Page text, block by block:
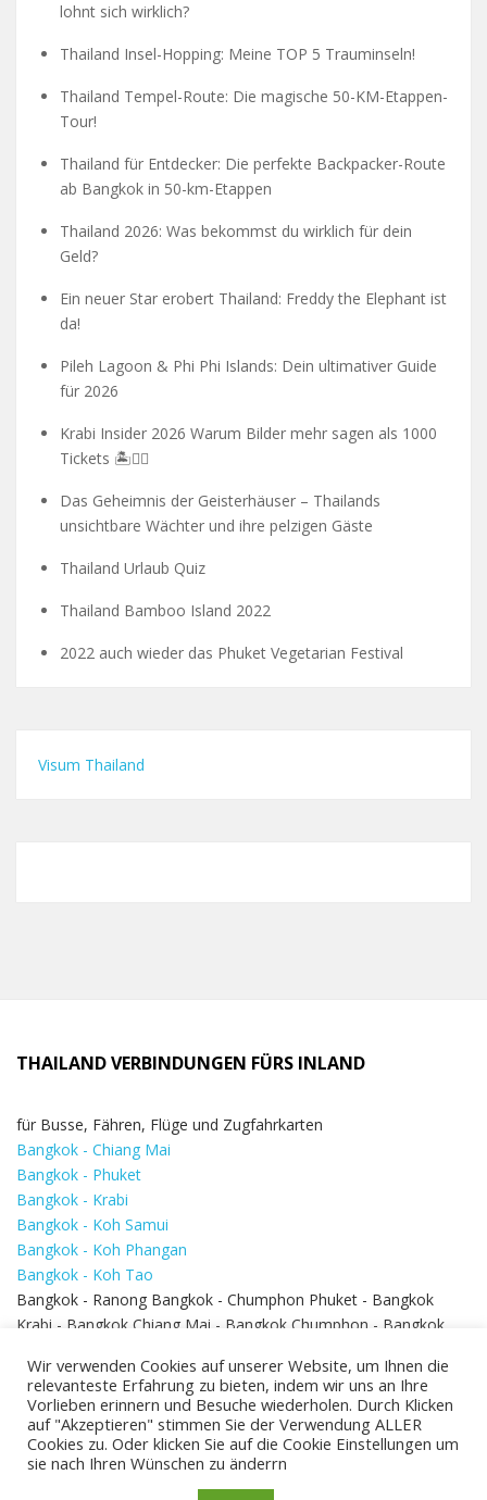
lohnt sich wirklich?
Thailand Insel-Hopping: Meine TOP 5 Trauminseln!
Thailand Tempel-Route: Die magische 50-KM-Etappen-
Tour!
Thailand für Entdecker: Die perfekte Backpacker-Route
ab Bangkok in 50-km-Etappen
Thailand 2026: Was bekommst du wirklich für dein
Geld?
Ein neuer Star erobert Thailand: Freddy the Elephant ist
da!
Pileh Lagoon & Phi Phi Islands: Dein ultimativer Guide
für 2026
Krabi Insider 2026 Warum Bilder mehr sagen als 1000
Tickets 🏝️🧗‍♂️
Das Geheimnis der Geisterhäuser – Thailands
unsichtbare Wächter und ihre pelzigen Gäste
Thailand Urlaub Quiz
Thailand Bamboo Island 2022
2022 auch wieder das Phuket Vegetarian Festival
Visum Thailand
THAILAND VERBINDUNGEN FÜRS INLAND
für Busse, Fähren, Flüge und Zugfahrkarten
Bangkok - Chiang Mai
Bangkok - Phuket
Bangkok - Krabi
Bangkok - Koh Samui
Bangkok - Koh Phangan
Bangkok - Koh Tao
Bangkok - Ranong Bangkok - Chumphon Phuket - Bangkok
Krabi - Bangkok Chiang Mai - Bangkok Chumphon - Bangkok
Bangkok - Hua Hin
Wir verwenden Cookies auf unserer Website, um Ihnen die
relevanteste Erfahrung zu bieten, indem wir uns an Ihre
Vorlieben erinnern und Besuche wiederholen. Durch Klicken
auf "Akzeptieren" stimmen Sie der Verwendung ALLER
Cookies zu. Oder klicken Sie auf die Cookie Einstellungen um
sie nach Ihren Wünschen zu änderrn